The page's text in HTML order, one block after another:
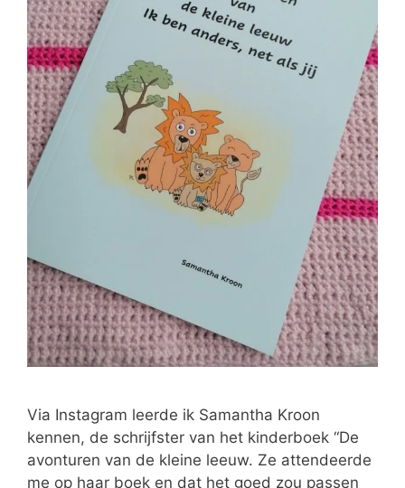
Via Instagram leerde ik Samantha Kroon
kennen, de schrijfster van het kinderboek “De
avonturen van de kleine leeuw. Ze attendeerde
me op haar boek en dat het goed zou passen